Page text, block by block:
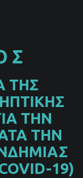
Σ
ΤΗΣ
ΤΗΝ
ΤΗΝ
19)